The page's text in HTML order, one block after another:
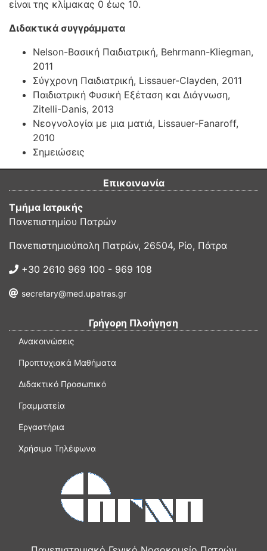
είναι της κλίμακας 0 έως 10.
Διδακτικά συγγράμματα
Nelson-Βασική Παιδιατρική, Behrmann-Kliegman,
2011
Σύγχρονη Παιδιατρική, Lissauer-Clayden, 2011
Παιδιατρική Φυσική Εξέταση και Διάγνωση,
Ζitelli-Danis, 2013
Νεογνολογία με μια ματιά, Lissauer-Fanaroff,
2010
Σημειώσεις
Επικοινωνία
Τμήμα Ιατρικής
Πανεπιστημίου Πατρών
Πανεπιστημιούπολη Πατρών, 26504, Ρίο, Πάτρα
+30 2610 969 100 - 969 108
secretary@med.upatras.gr
Γρήγορη Πλοήγηση
Ανακοινώσεις
Προπτυχιακά Μαθήματα
Διδακτικό Προσωπικό
Γραμματεία
Εργαστήρια
Χρήσιμα Τηλέφωνα